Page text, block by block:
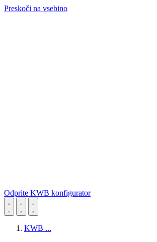
Preskoči na vsebino
Odprite KWB konfigurator
KWB ...